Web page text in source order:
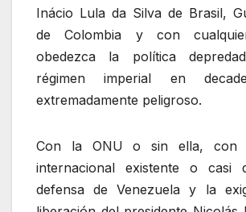
Inácio Lula da Silva de Brasil,
de Colombia y con
obedezca la política
régimen imperial en
extremadamente peligroso.
Con la ONU o sin ella, con
internacional existente o casi
defensa de Venezuela y la